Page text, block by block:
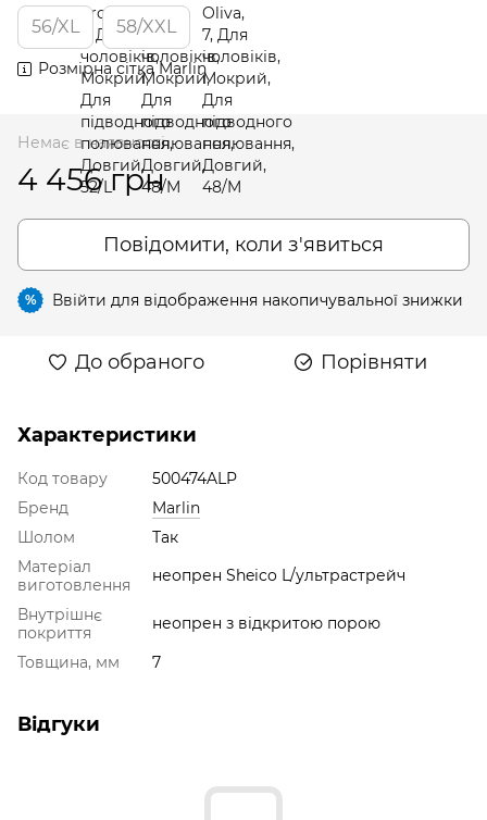
56/XL 58/XXL
Розмірна сітка Marlin
Немає в наявності
4 456 грн
Повідомити, коли з'явиться
% Ввійти для відображення накопичувальної знижки
До обраного Порівняти
Характеристики
Код товару
500474ALP
Бренд
Marlin
Шолом
Так
Матеріал
виготовлення
неопрен Sheico L/ультрастрейч
Внутрішнє
покриття
неопрен з відкритою порою
Товщина, мм
7
Відгуки